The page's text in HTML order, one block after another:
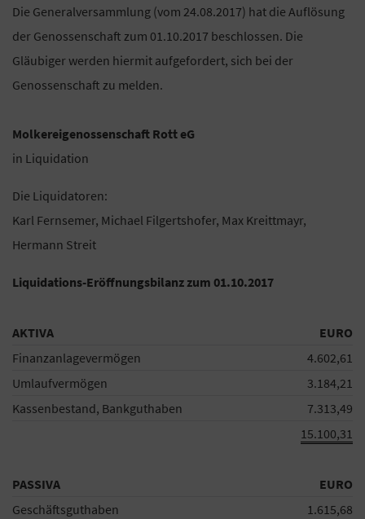
Die Generalversammlung (vom 24.08.2017) hat die Auflösung
der Genossenschaft zum 01.10.2017 beschlossen. Die
Gläubiger werden hiermit aufgefordert, sich bei der
Genossenschaft zu melden.
Molkereigenossenschaft Rott eG
in Liquidation
Die Liquidatoren:
Karl Fernsemer, Michael Filgertshofer, Max Kreittmayr,
Hermann Streit
Liquidations-Eröffnungsbilanz zum 01.10.2017
AKTIVA
EURO
Finanzanlagevermögen
4.602,61
Umlaufvermögen
3.184,21
Kassenbestand, Bankguthaben
7.313,49
15.100,31
PASSIVA
EURO
Geschäftsguthaben
1.615,68